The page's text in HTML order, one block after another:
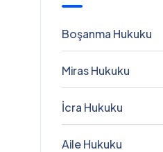
Boşanma Hukuku
Miras Hukuku
İcra Hukuku
Aile Hukuku